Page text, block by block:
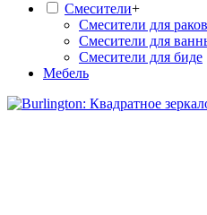
Смесители+
Смесители для
Смесители для
Смесители для биде
Мебель